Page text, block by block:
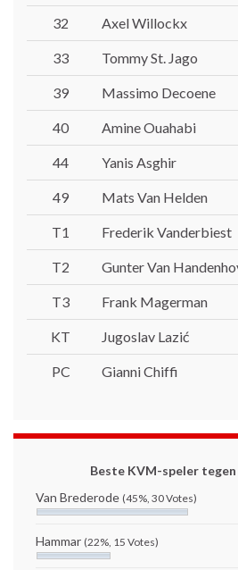
32 Axel Willockx
33 Tommy St. Jago
39 Massimo Decoene
40 Amine Ouahabi
44 Yanis Asghir
49 Mats Van Helden
T1 Frederik Vanderbiest
T2 Gunter Van
T3 Frank Magerman
KT Jugoslav Lazić
PC Gianni Chiffi
Beste KVM-speler tegen
Van Brederode (45%, 30 Votes)
Hammar (22%, 15 Votes)